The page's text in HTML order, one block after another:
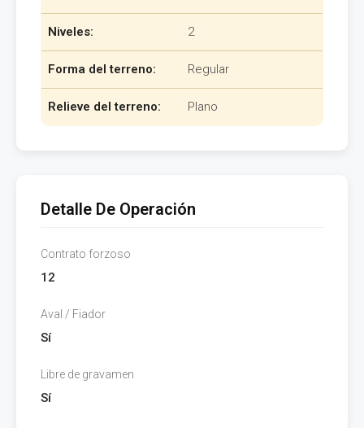
Niveles: 2
Forma del terreno: Regular
Relieve del terreno: Plano
Detalle De Operación
Contrato forzoso
12
Aval / Fiador
Sí
Libre de gravamen
Sí